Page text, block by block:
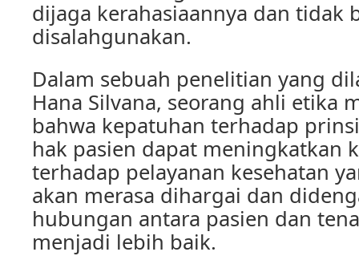
dijaga kerahasiaannya dan tidak
disalahgunakan.
Dalam sebuah penelitian yang
Hana Silvana, seorang ahli etika
bahwa kepatuhan terhadap
hak pasien dapat meningkatkan
terhadap pelayanan kesehatan
akan merasa dihargai dan
hubungan antara pasien dan
menjadi lebih baik.